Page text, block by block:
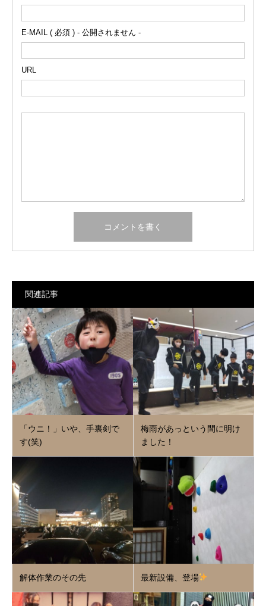
E-MAIL ( 必須 ) - 公開されません -
URL
関連記事
「ウニ！」いや、手裏剣で
す(笑)
梅雨があっという間に明け
ました！
解体作業のその先 最新設備、登場